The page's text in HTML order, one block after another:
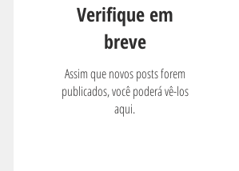
Verifique em
breve
Assim que novos posts forem
publicados, você poderá vê-los
aqui.